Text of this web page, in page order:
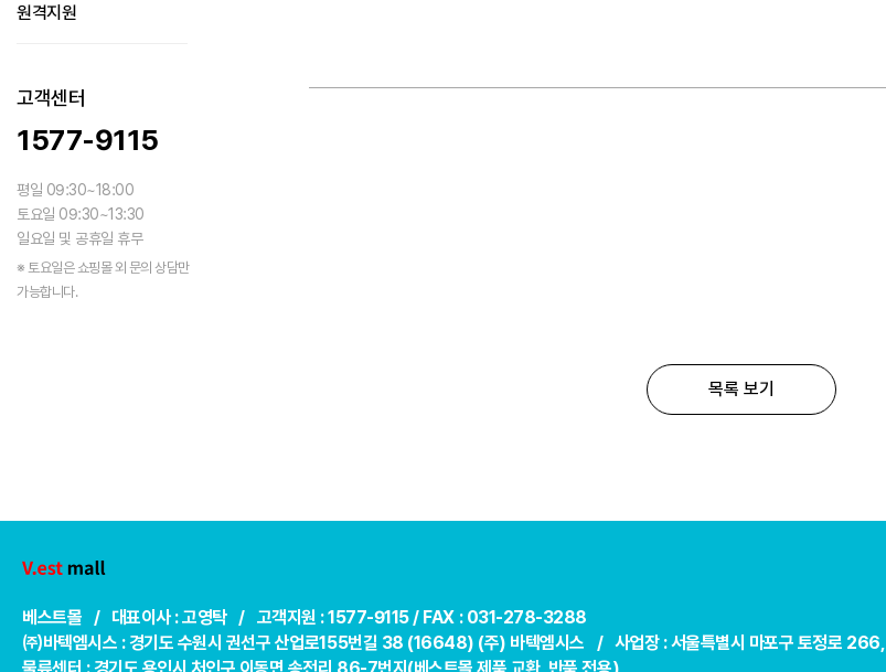
원격지원
고객센터
1577-9115
평일 09:30~18:00
토요일 09:30~13:30
일요일 및 공휴일 휴무
※ 토요일은 쇼핑몰 외 문의 상담만
가능합니다.
목록 보기
베스트몰 / 대표이사 : 고영탁 / 고객지원 : 1577-9115 / FAX : 031-278-3288
㈜바텍엠시스 : 경기도 수원시 권선구 산업로155번길 38 (16648) (주) 바텍엠시스 / 사업장 : 서울특별시 마포구 토정로